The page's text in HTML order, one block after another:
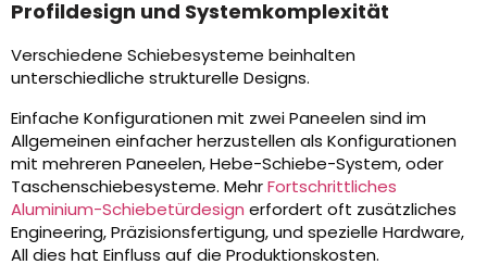
Profildesign und Systemkomplexität
Verschiedene Schiebesysteme beinhalten
unterschiedliche strukturelle Designs.
Einfache Konfigurationen mit zwei Paneelen sind im
Allgemeinen einfacher herzustellen als Konfigurationen
mit mehreren Paneelen, Hebe-Schiebe-System, oder
Taschenschiebesysteme. MehrFortschrittliches
Aluminium-Schiebetürdesign erfordert oft zusätzliches
Engineering, Präzisionsfertigung, und spezielle Hardware,
All dies hat Einfluss auf die Produktionskosten.